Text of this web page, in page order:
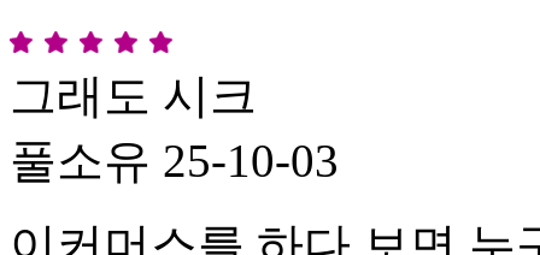
그래도 시크
풀소유 25-10-03